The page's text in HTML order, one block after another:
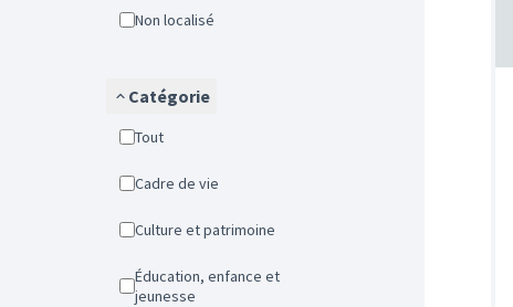
Non localisé
Catégorie
Tout
Cadre de vie
Culture et patrimoine
Éducation, enfance et
jeunesse